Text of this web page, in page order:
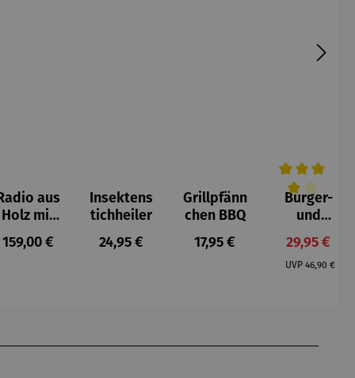
aus
Holz mit
DAB+ –
Digital
Regulärer Preis:
159,00 €
Insektens
tichheiler
Regulärer Preis:
24,95 €
Grillpfänn
chen BBQ
Regulärer Preis:
17,95 €
Burger-
und
Schmelzgl
ocke BBQ
& Wender
29,95 €
UVP Regulärer
46,90 €